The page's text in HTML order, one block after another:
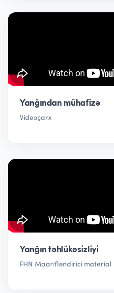
Yanğından mühafizə
Videoçarx
Yanğın təhlükəsizliyi
FHN Maarifləndirici material